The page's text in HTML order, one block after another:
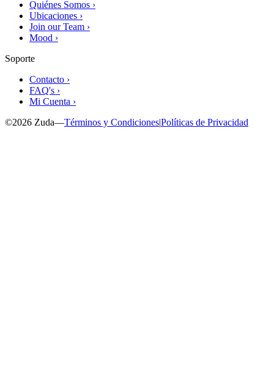
Quiénes Somos ›
Ubicaciones ›
Join our Team ›
Mood ›
Soporte
Contacto ›
FAQ's ›
Mi Cuenta ›
©2026 Zuda—Términos y Condiciones|Políticas de Privacidad